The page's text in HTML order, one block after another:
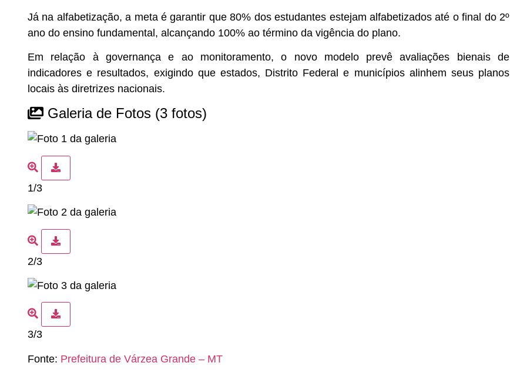
Já na alfabetização, a meta é garantir que 80% dos estudantes estejam alfabetizados até o final do 2º
ano do ensino fundamental, alcançando 100% ao término da vigência do plano.
Em relação à governança e ao monitoramento, o novo modelo prevê avaliações bienais de
indicadores e resultados, exigindo que estados, Distrito Federal e municípios alinhem seus planos
locais às diretrizes nacionais.
Galeria de Fotos (3 fotos)
1/3
2/3
3/3
Fonte: Prefeitura de Várzea Grande – MT